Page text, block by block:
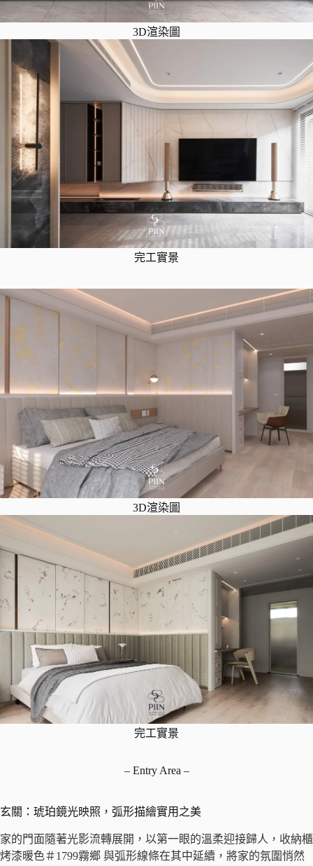
3D渲染圖
完工實景
3D渲染圖
完工實景
– Entry Area –
玄關：琥珀鏡光映照，弧形描繪實用之美
家的門面隨著光影流轉展開，以第一眼的溫柔迎接歸人，收納櫃
烤漆暖色＃1799霧鄉 與弧形線條在其中延續，將家的氛圍悄然